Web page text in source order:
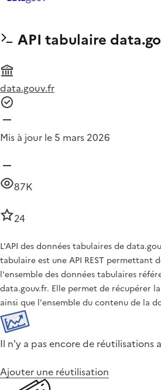
API tabulaire
data.gouv.fr
Mis à jour le 5 mars 2026
87K
24
L'API des données tabulaires de
tabulaire est une API REST permettant
l'ensemble des données tabulaires
data.gouv.fr. Elle permet de récupérer
ainsi que l'ensemble du contenu de la
Il n'y a pas encore de réutilisations
Ajouter une réutilisation